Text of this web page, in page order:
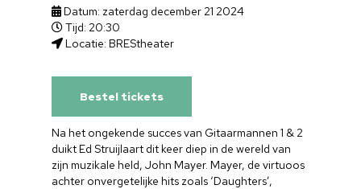
Na het ongekende succes van Gitaarmannen 1 & 2
duikt Ed Struijlaart dit keer diep in de wereld van
zijn muzikale held, John Mayer. Mayer, de virtuoos
achter onvergetelijke hits zoals ‘Daughters’,
Datum: zaterdag december 21 2024
Tijd: 20:30
Locatie: BREStheater
Bestel tickets